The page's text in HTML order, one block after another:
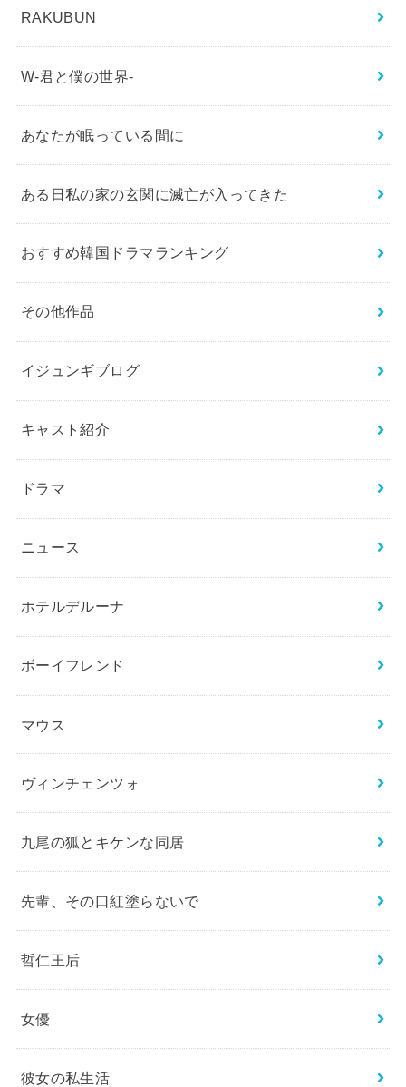
RAKUBUN
W-君と僕の世界-
あなたが眠っている間に
ある日私の家の玄関に滅亡が入ってきた
おすすめ韓国ドラマランキング
その他作品
イジュンギブログ
キャスト紹介
ドラマ
ニュース
ホテルデルーナ
ボーイフレンド
マウス
ヴィンチェンツォ
九尾の狐とキケンな同居
先輩、その口紅塗らないで
哲仁王后
女優
彼女の私生活